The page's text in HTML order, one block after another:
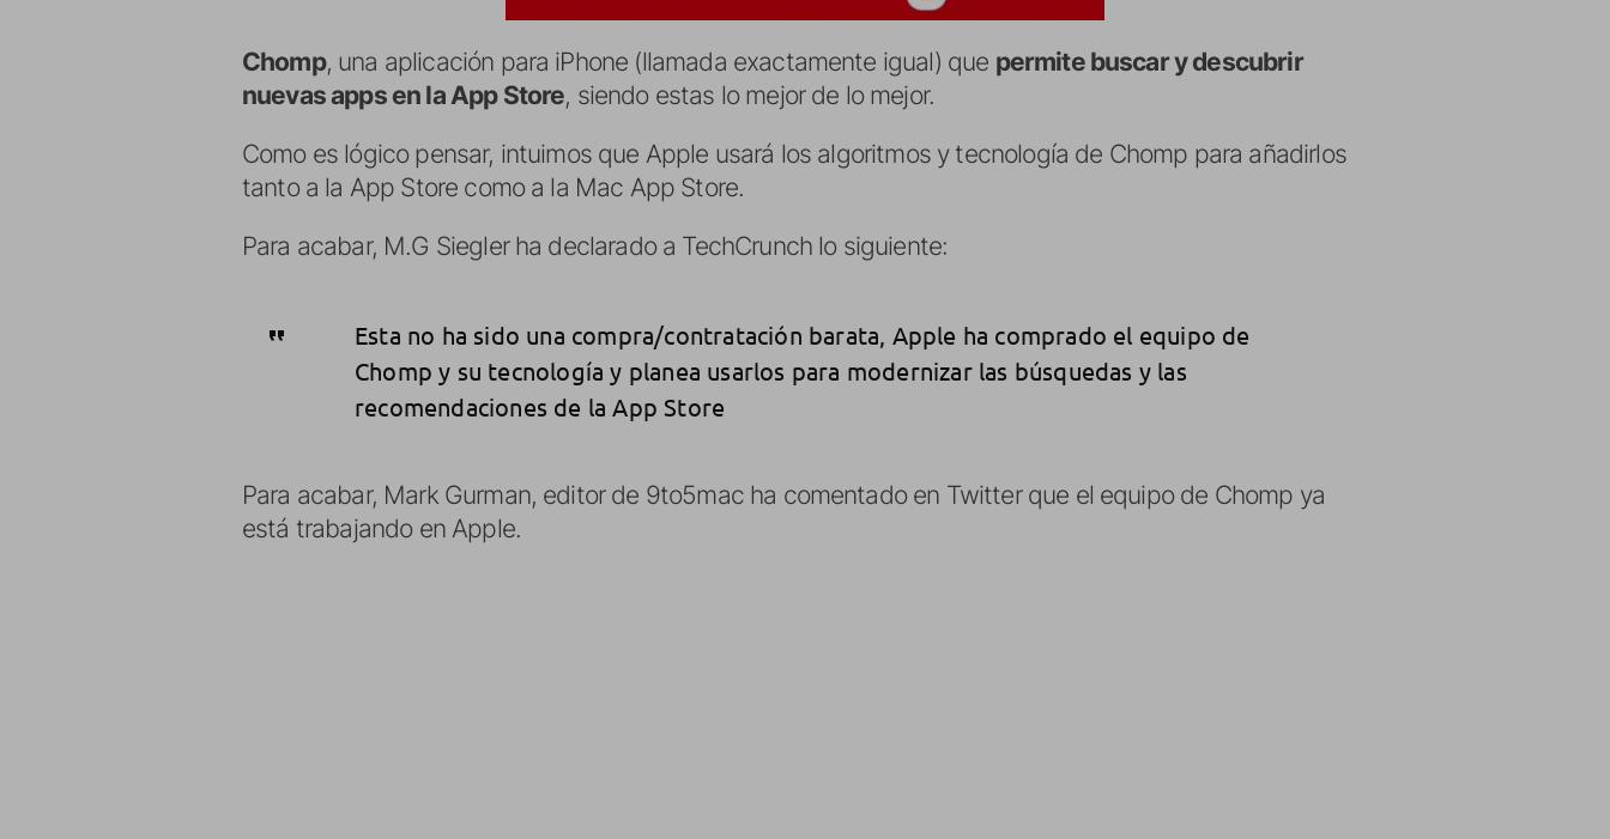
Chomp, una aplicación para iPhone (llamada exactamente igual) que permite buscar y descubrir
nuevas apps en la App Store, siendo estas lo mejor de lo mejor.
Como es lógico pensar, intuimos que Apple usará los algoritmos y tecnología de Chomp para añadirlos
tanto a la App Store como a la Mac App Store.
Para acabar, M.G Siegler ha declarado a TechCrunch lo siguiente:
Esta no ha sido una compra/contratación barata, Apple ha comprado el equipo de
Chomp y su tecnología y planea usarlos para modernizar las búsquedas y las
recomendaciones de la App Store
Para acabar, Mark Gurman, editor de 9to5mac ha comentado en Twitter que el equipo de Chomp ya
está trabajando en Apple.